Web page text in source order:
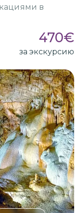
в
470€
за экскурсию